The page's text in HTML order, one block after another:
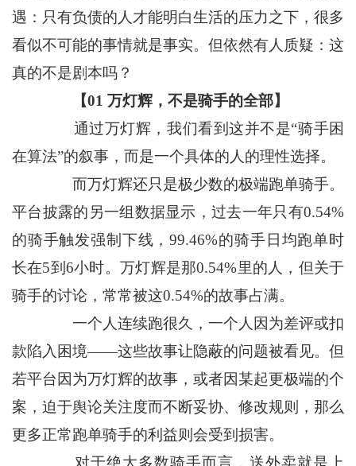
遇：只有负债的人才能明白生活的压力之下，很多
看似不可能的事情就是事实。但依然有人质疑：这
真的不是剧本吗？
【01 万灯辉，不是骑手的全部】
通过万灯辉，我们看到这并不是“骑手困
在算法”的叙事，而是一个具体的人的理性选择。
而万灯辉还只是极少数的极端跑单骑手。
平台披露的另一组数据显示，过去一年只有0.54%
的骑手触发强制下线，99.46%的骑手日均跑单时
长在5到6小时。万灯辉是那0.54%里的人，但关于
骑手的讨论，常常被这0.54%的故事占满。
一个人连续跑很久，一个人因为差评或扣
款陷入困境——这些故事让隐蔽的问题被看见。但
若平台因为万灯辉的故事，或者因某起更极端的个
案，迫于舆论关注度而不断妥协、修改规则，那么
更多正常跑单骑手的利益则会受到损害。
对于绝大多数骑手而言，送外卖就是上